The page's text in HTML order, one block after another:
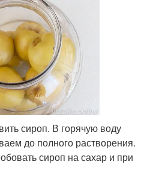
сироп. В горячую воду
до полного растворения.
сироп на сахар и при